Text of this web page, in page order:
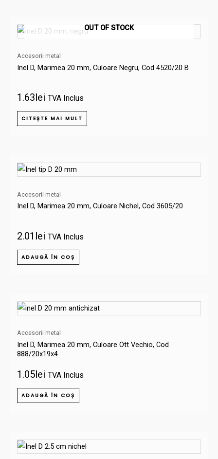
OUT OF STOCK
Accesorii metal
Inel D, Marimea 20 mm, Culoare Negru, Cod 4520/20 B
1.63lei TVA Inclus
CITEȘTE MAI MULT
Accesorii metal
Inel D, Marimea 20 mm, Culoare Nichel, Cod 3605/20
2.01 lei TVA Inclus
ADAUGĂ ÎN COȘ
Accesorii metal
Inel D, Marimea 20 mm, Culoare Ott Vechio, Cod
888/20x19x4
1.05lei TVA Inclus
ADAUGĂ ÎN COȘ